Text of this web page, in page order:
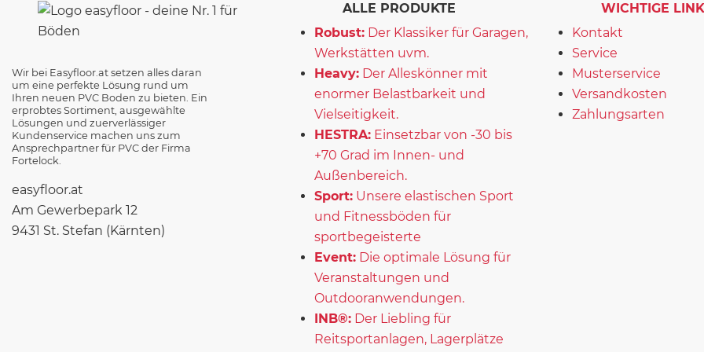
Wir bei Easyfloor.at setzen alles daran
um eine perfekte Lösung rund um
Ihren neuen PVC Boden zu bieten. Ein
erprobtes Sortiment, ausgewählte
Lösungen und zuerverlässiger
Kundenservice machen uns zum
Ansprechpartner für PVC der Firma
Fortelock.
easyfloor.at
Am Gewerbepark 12
9431 St. Stefan (Kärnten)
ALLE PRODUKTE
Robust: Der Klassiker für Garagen,
Werkstätten uvm.
Heavy: Der Alleskönner mit
enormer Belastbarkeit und
Vielseitigkeit.
HESTRA: Einsetzbar von -30 bis
+70 Grad im Innen- und
Außenbereich.
Sport: Unsere elastischen Sport
und Fitnessböden für
sportbegeisterte
Event: Die optimale Lösung für
Veranstaltungen und
Outdooranwendungen.
INB®: Der Liebling für
Reitsportanlagen, Lagerplätze
WICHTIGE
Kontakt
Service
Musterservice
Versandkosten
Zahlungsarten